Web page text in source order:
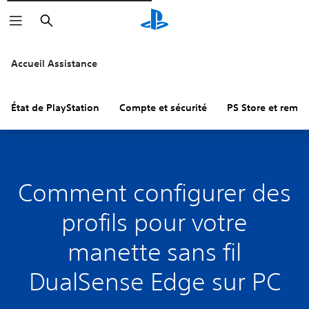
Rechercher
Accueil Assistance
État de PlayStation Compte et sécurité PS Store et
Comment configurer des
profils pour votre
manette sans fil
DualSense Edge sur PC